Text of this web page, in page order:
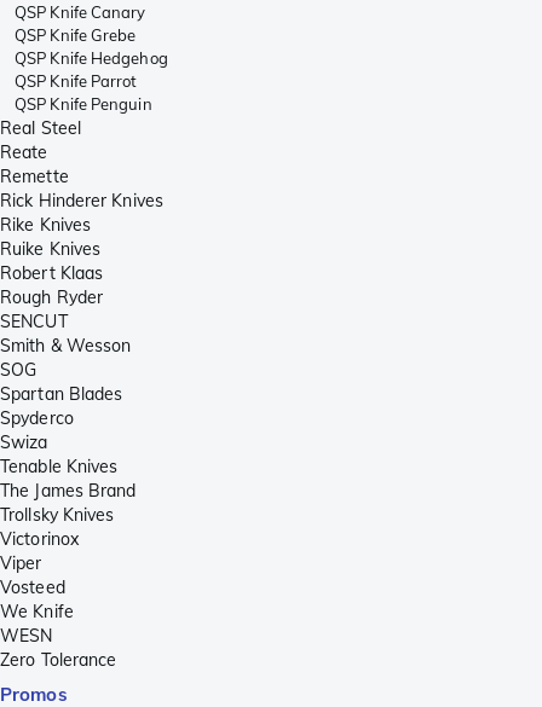
QSP Knife Canary
QSP Knife Grebe
QSP Knife Hedgehog
QSP Knife Parrot
QSP Knife Penguin
Real Steel
Reate
Remette
Rick Hinderer Knives
Rike Knives
Ruike Knives
Robert Klaas
Rough Ryder
SENCUT
Smith & Wesson
SOG
Spartan Blades
Spyderco
Swiza
Tenable Knives
The James Brand
Trollsky Knives
Victorinox
Viper
Vosteed
We Knife
WESN
Zero Tolerance
Promos